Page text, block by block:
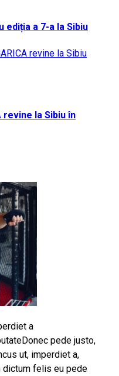
ediția a 7-a la Sibiu
revine la Sibiu în
a
pede justo,
ut, imperdiet a,
dictum felis eu pede